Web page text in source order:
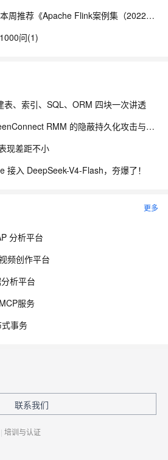
【藏经阁一起读（27）】本周推荐《Apache Flink案例集（2022版）》，你有哪些心得？
问(1)
表、索引、SQL、ORM 四块一次讲透
仿美国银行钓鱼滥用 ScreenConnect RMM 的隐蔽持久化攻击与防御体系研究
现差距不小
入 DeepSeek-V4-Flash，夯爆了！
更多
分析平台
频创作平台
析平台
服务
事务
联系我们
| 培训与认证